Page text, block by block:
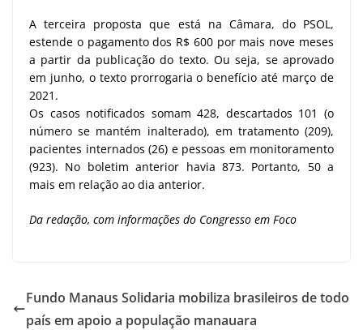
A terceira proposta que está na Câmara, do PSOL,
estende o pagamento dos R$ 600 por mais nove meses
a partir da publicação do texto. Ou seja, se aprovado
em junho, o texto prorrogaria o benefício até março de
2021.
Os casos notificados somam 428, descartados 101 (o
número se mantém inalterado), em tratamento (209),
pacientes internados (26) e pessoas em monitoramento
(923). No boletim anterior havia 873. Portanto, 50 a
mais em relação ao dia anterior.
Da redação, com informações do Congresso em Foco
Fundo Manaus Solidaria mobiliza brasileiros de todo
país em apoio a população manauara